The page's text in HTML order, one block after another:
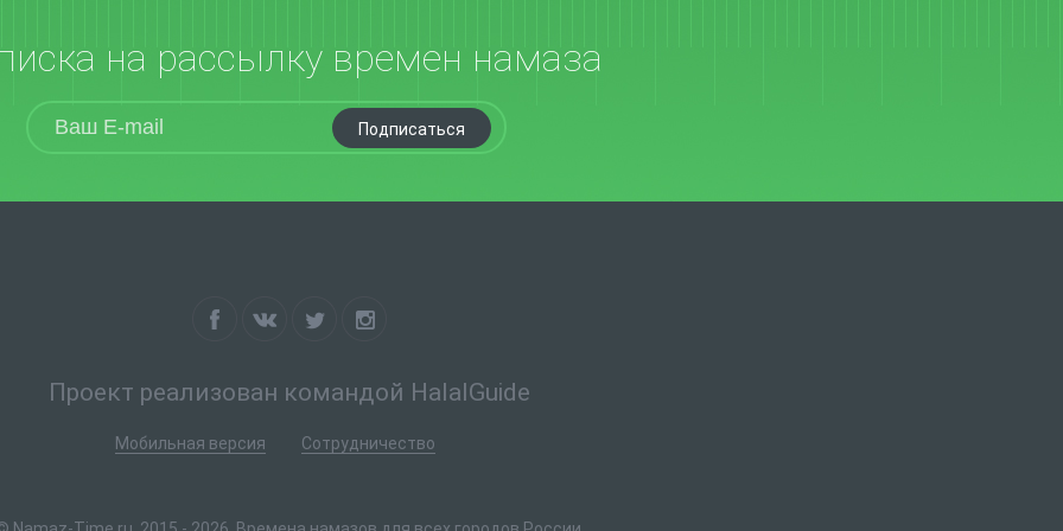
на рассылку времен намаза
Подписаться
Проект реализован командой HalalGuide
Мобильная версия Сотрудничество